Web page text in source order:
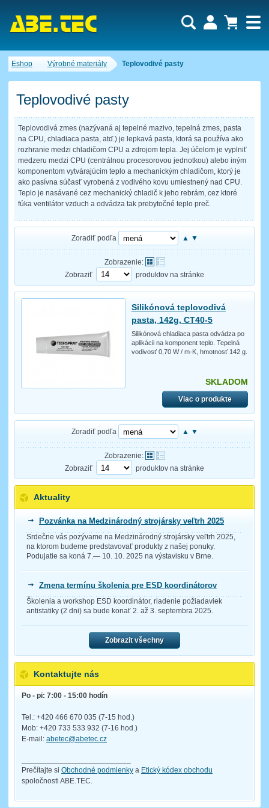
Eshop Výrobné materiály Teplovodivé pasty
Teplovodivé pasty
Teplovodivá zmes (nazývaná aj tepelné mazivo, tepelná zmes, pasta
na CPU, chladiaca pasta, atď.) je lepkavá pasta, ktorá sa používa ako
rozhranie medzi chladičom CPU a zdrojom tepla. Jej účelom je vyplniť
medzeru medzi CPU (centrálnou procesorovou jednotkou) alebo iným
komponentom vytvárajúcim teplo a mechanickým chladičom, ktorý je
ako pasívna súčasť vyrobená z vodivého kovu umiestnený nad CPU.
Teplo je nasávané cez mechanický chladič k jeho rebrám, cez ktoré
fúka ventilátor vzduch a odvádza tak prebytočné teplo preč.
Zoradiť podľa ▲ ▼
Zobrazenie:
Zobraziť
produktov na stránke
Silikónová teplovodivá
pasta, 142g, CT40-5
Silikónová chladiaca pasta odvádza po
aplikácii na komponent teplo. Tepelná
vodivosť 0,70 W / m-K, hmotnosť 142 g.
SKLADOM
Viac o produkte
Zoradiť podľa ▲ ▼
Zobrazenie:
Zobraziť
produktov na stránke
Aktuality
Pozvánka na Medzinárodný strojársky veľtrh 2025
Srdečne vás pozývame na Medzinárodný strojársky veľtrh 2025,
na ktorom budeme predstavovať produkty z našej ponuky.
Podujatie sa koná 7.— 10. 10. 2025 na výstavisku v Brne.
Zmena termínu školenia pre ESD koordinátorov
Školenia a workshop ESD koordinátor, riadenie požiadaviek
antistatiky (2 dni) sa bude konať 2. až 3. septembra 2025.
Zobrazit všechny
Kontaktujte nás
Po - pi: 7:00 - 15:00 hodín
Tel.: +420 466 670 035 (7-15 hod.)
Mob: +420 733 533 932 (7-16 hod.)
E-mail: abetec@abetec.cz
Prečítajte si Obchodné podmienky a Etický kódex obchodu
spoločnosti ABE.TEC.
Dopytový košík je prázdny!
Počet produktov: